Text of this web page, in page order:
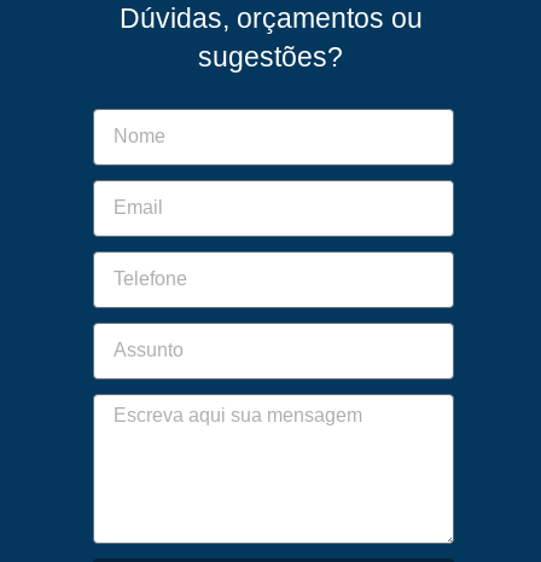
Dúvidas, orçamentos ou
sugestões?